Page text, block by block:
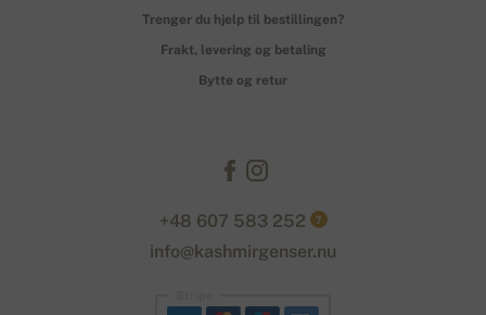
Trenger du hjelp til bestillingen?
Frakt, levering og betaling
Bytte og retur
+48 607 583 252 ?
info@kashmirgenser.nu